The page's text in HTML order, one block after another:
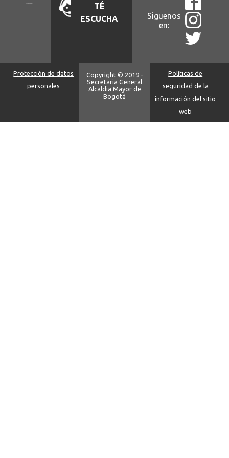
TÉ
ESCUCHA
Siguenos
en:
Protección de datos
personales
Copyright © 2019 -
Secretaria General
Alcaldia Mayor de
Bogotá
Políticas de
seguridad de la
información del sitio
web